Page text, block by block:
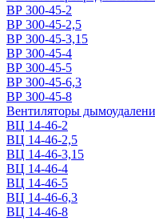
ВР 300-45-2
ВР 300-45-2,5
ВР 300-45-3,15
ВР 300-45-4
ВР 300-45-5
ВР 300-45-6,3
ВР 300-45-8
Вентиляторы
ВЦ 14-46-2
ВЦ 14-46-2,5
ВЦ 14-46-3,15
ВЦ 14-46-4
ВЦ 14-46-5
ВЦ 14-46-6,3
ВЦ 14-46-8